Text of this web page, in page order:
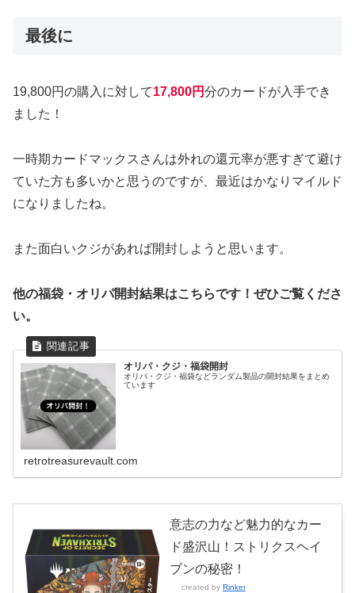
最後に
19,800円の購入に対して17,800円分のカードが入手でき
ました！
一時期カードマックスさんは外れの還元率が悪すぎて避け
ていた方も多いかと思うのですが、最近はかなりマイルド
になりましたね。
また面白いクジがあれば開封しようと思います。
他の福袋・オリパ開封結果はこちらです！ぜひご覧くださ
い。
オリパ・クジ・福袋開封
オリパ・クジ・福袋などランダム製品の開封結果をまとめ
ています
retrotreasurevault.com
意志の力など魅力的なカー
ド盛沢山！ストリクスヘイ
ブンの秘密！
created by Rinker